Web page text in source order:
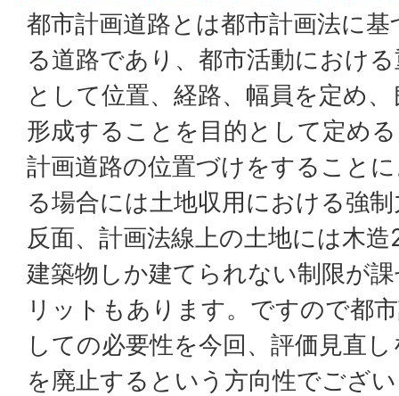
都市計画道路とは都市計画法に
る道路であり、都市活動におけ
として位置、経路、幅員を定め
形成することを目的として定め
計画道路の位置づけをすること
る場合には土地収用における強
反面、計画法線上の土地には木
建築物しか建てられない制限が
リットもあります。ですので都
しての必要性を今回、評価見直
を廃止するという方向性でござ